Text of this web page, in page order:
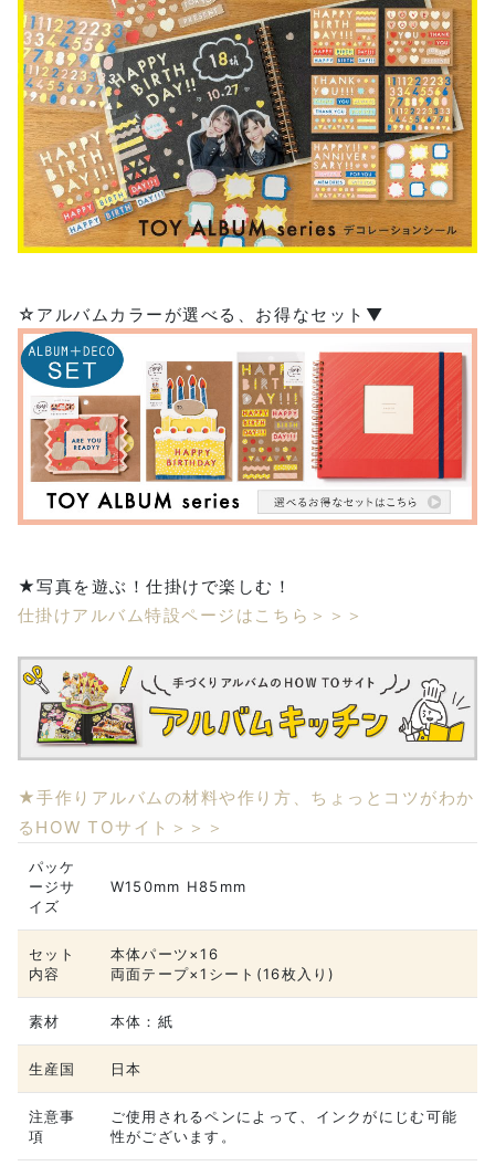
☆アルバムカラーが選べる、お得なセット▼
★写真を遊ぶ！仕掛けで楽しむ！
仕掛けアルバム特設ページはこちら＞＞＞
★手作りアルバムの材料や作り方、ちょっとコツがわか
るHOW TOサイト＞＞＞
パッケ
ージサ
イズ
W150mm H85mm
セット
内容
本体パーツ×16
両面テープ×1シート(16枚入り)
素材 本体：紙
生産国 日本
注意事
項
ご使用されるペンによって、インクがにじむ可能
性がございます。